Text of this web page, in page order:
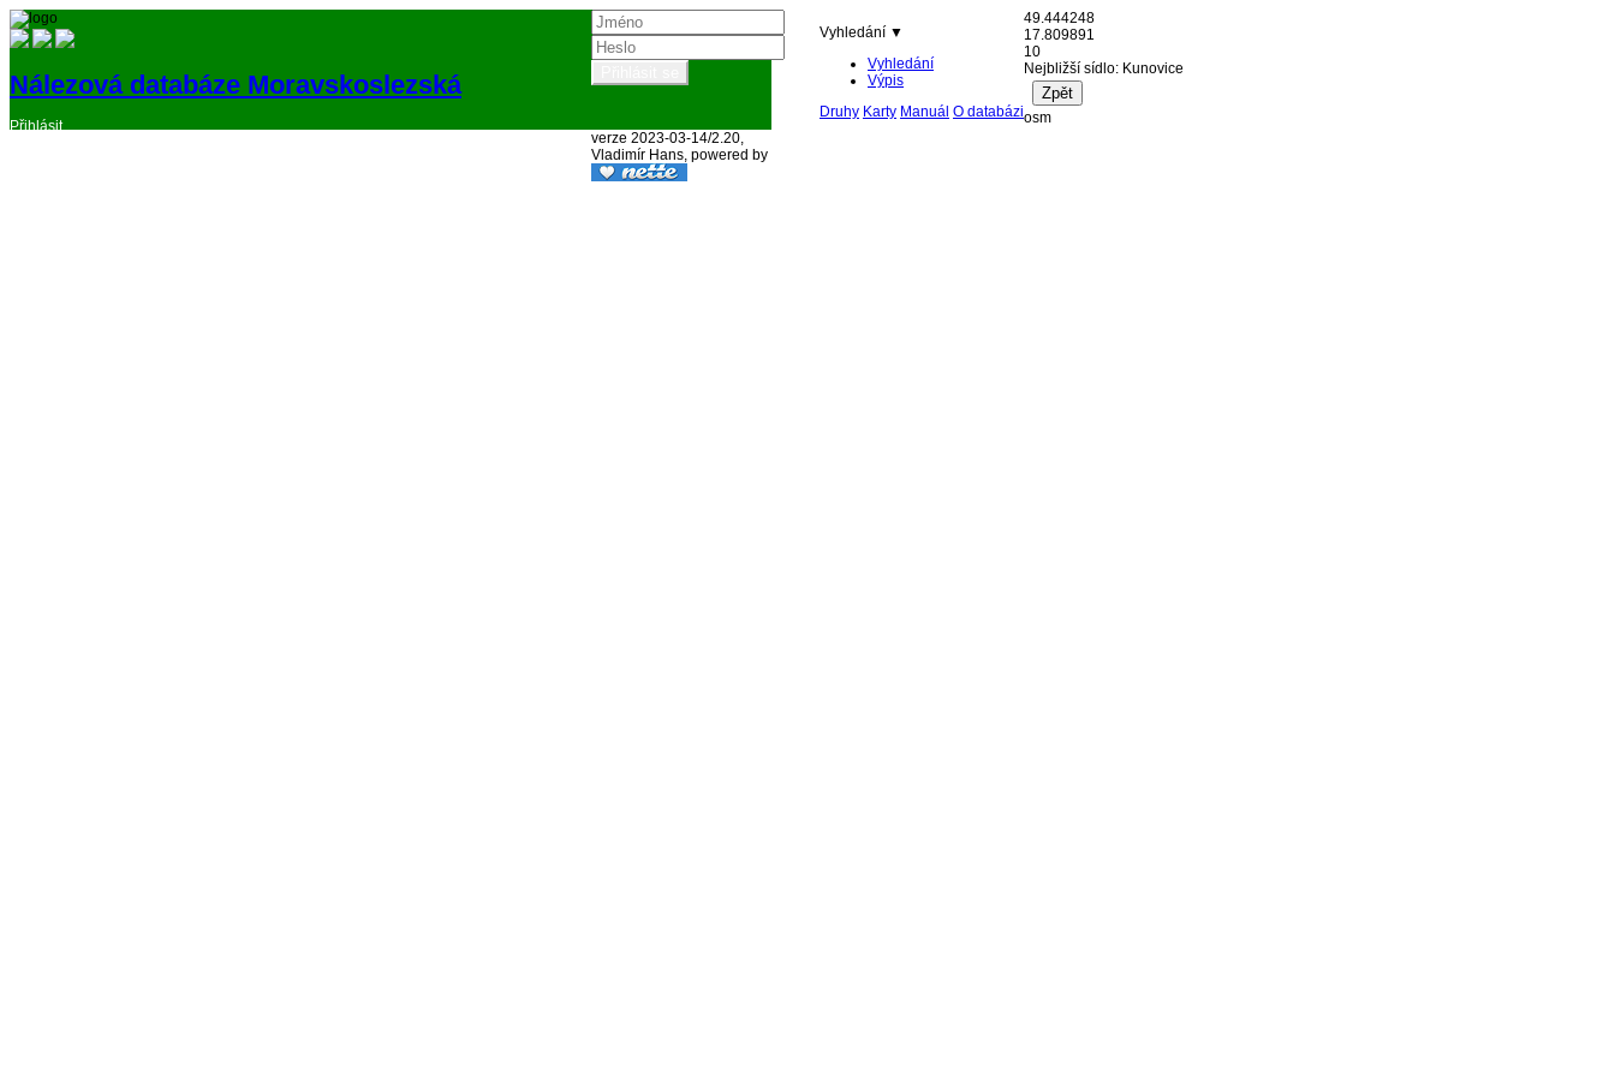
Nálezová databáze Moravskoslezská
Přihlásit
Vyhledání ▼
Vyhledání
Výpis
Druhy Karty Manuál O databázi
49.444248
17.809891
10
Nejbližší sídlo: Kunovice
osm
verze 2023-03-14/2.20,
Vladimír Hans, powered by